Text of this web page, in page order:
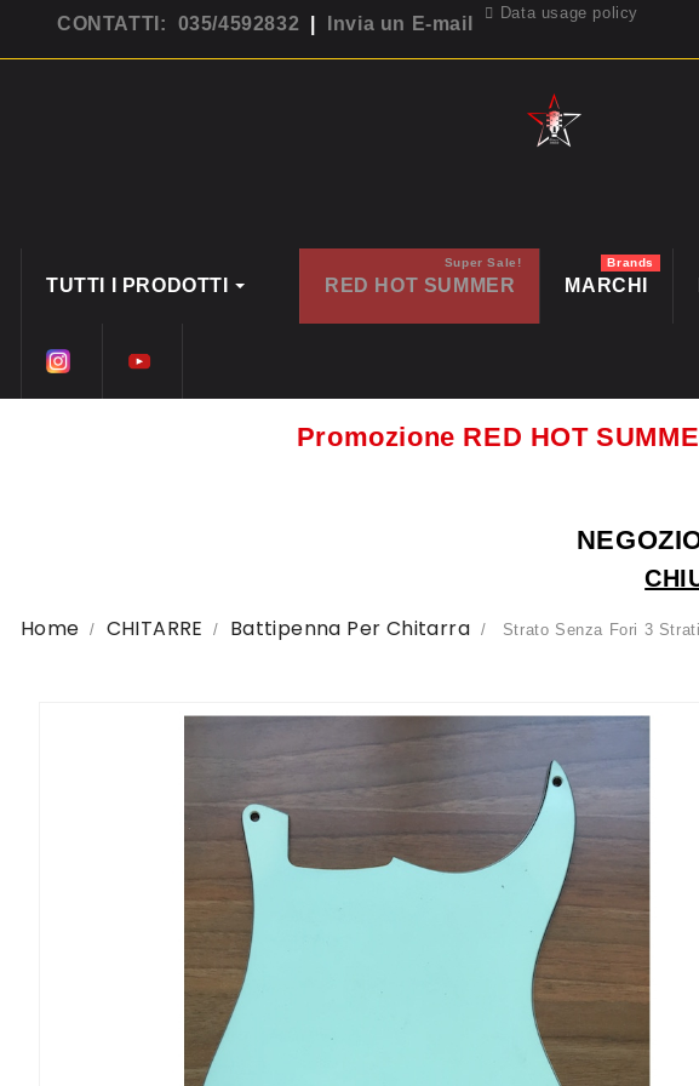
CONTATTI: 035/4592832 Invia un E-mail
Data usage policy
TUTTI I PRODOTTI RED HOT SUMMER
Super Sale!
MARCHI
Brands
Promozione RED HOT
Home CHITARRE Battipenna Per Chitarra Strato Senza Fori 3